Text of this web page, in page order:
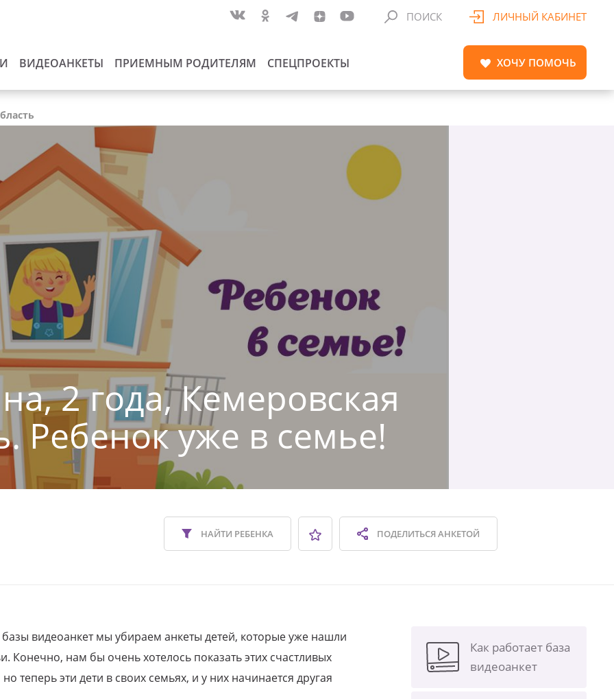
ВИДЕОАНКЕТЫ ПРИЕМНЫМ РОДИТЕЛЯМ СПЕЦПРОЕКТЫ
ПОИСК ЛИЧНЫЙ КАБИНЕТ
ХОЧУ ПОМОЧЬ
2 года, Кемеровская
Ребенок уже в семье!
ПОДЕЛИТЬСЯАНКЕТОЙ
НАЙТИ РЕБЕНКА
видеоанкет мы убираем анкеты детей, которые уже нашли
Конечно, нам бы очень хотелось показать этих счастливых
теперь эти дети в своих семьях, и у них начинается другая
Как работает база
видеоанкет